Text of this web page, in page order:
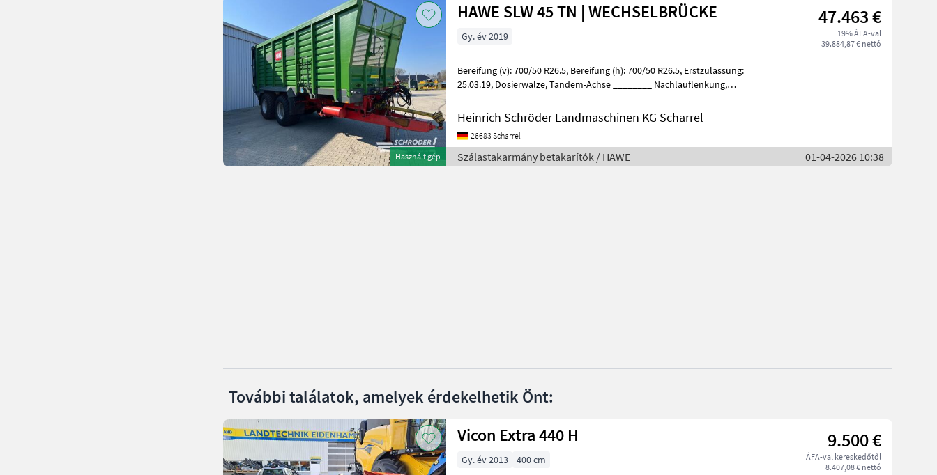
Használt gép
HAWE SLW 45 TN | WECHSELBRÜCKE 47.463 €
19% ÁFA-val
39.884,87 € nettó
Gy. év 2019
Bereifung (v): 700/50 R26.5, Bereifung (h): 700/50 R26.5, Erstzulassung:
25.03.19, Dosierwalze, Tandem-Achse ________ Nachlauflenkung,
Heinrich Schröder Landmaschinen KG Scharrel
26683 Scharrel
Szálastakarmány betakarítók / HAWE 01-04-2026 10:38
További találatok, amelyek érdekelhetik Önt:
Vicon Extra 440 H 9.500 €
ÁFA-val kereskedőtől
8.407,08 € nettó
Gy. év 2013 400 cm